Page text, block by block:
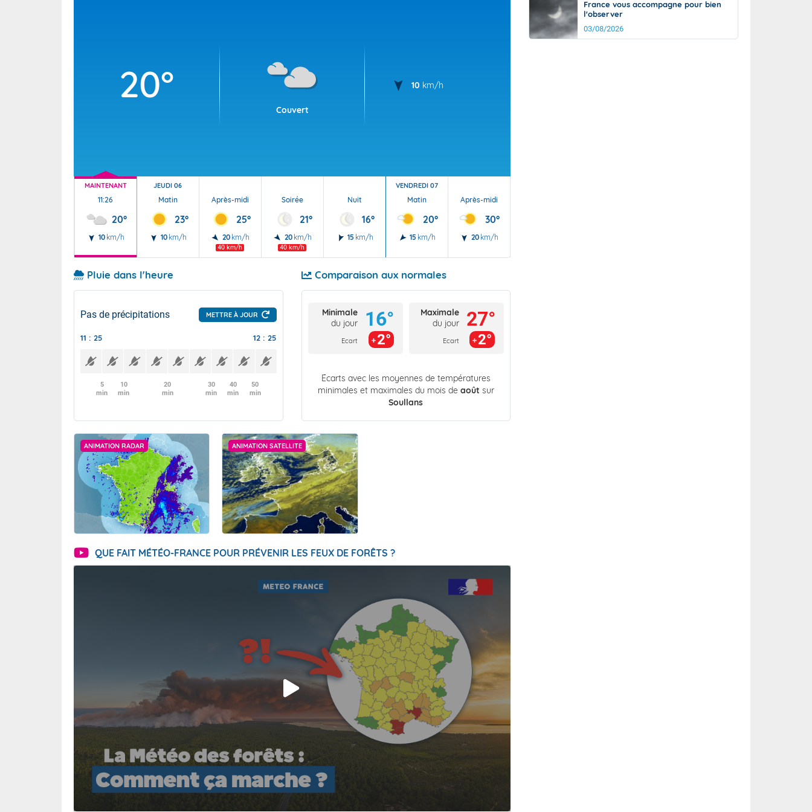
20°
Couvert
10 km/h
MAINTENANT
11:26
20°
10 km/h
JEUDI 06
Matin
23°
10 km/h
Après-midi
25°
20 km/h
40 km/h
Soirée
21°
20 km/h
40 km/h
Nuit
16°
15 km/h
VENDREDI 07
Matin
20°
15 km/h
Après-midi
30°
20 km/h
Pluie dans l'heure
Pas de précipitations METTRE À JOUR
11 : 25 12 : 25
5
min
10
min
20
min
30
min
40
min
50
min
Comparaison aux normales
Minimale
du jour
Ecart
16°
2°
Maximale
du jour
Ecart
27°
2°
Écarts avec les moyennes de températures
minimales et maximales du mois de août sur
Soullans
ANIMATION RADAR ANIMATION SATELLITE
QUE FAIT MÉTÉO-FRANCE POUR PRÉVENIR LES FEUX DE FORÊTS ?
France vous accompagne pour bien
l'observer
03/08/2026